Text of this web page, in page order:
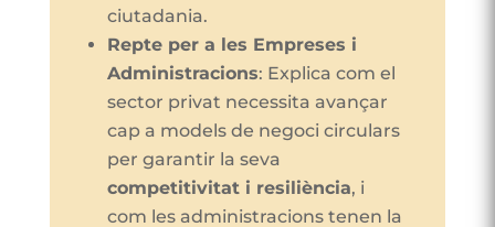
ciutadania.
Repte per a les Empreses i
Administracions: Explica com el
sector privat necessita avançar
cap a models de negoci circulars
per garantir la seva
competitivitat i resiliència, i
com les administracions tenen la